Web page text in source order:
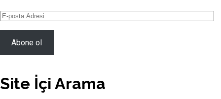
E-
posta
AdresiAbone ol
Site İçi Arama